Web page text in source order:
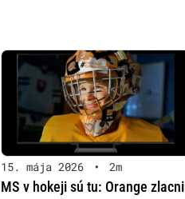
15. mája 2026 • 2m
MS v hokeji sú tu: Orange zlacnil